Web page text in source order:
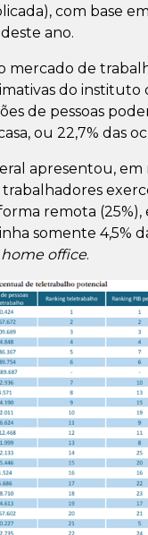
com base
ano.
mercado de
do
de pessoas
ou 22,7% das
apresentou, em
remota
somente 4,5%
home office.